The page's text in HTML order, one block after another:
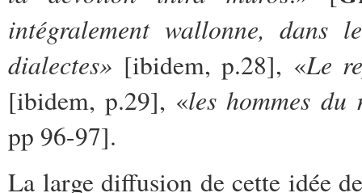
intégralement wallonne, dans
dialectes» [ibidem, p.28], «Le
[ibidem, p.29], «les hommes
pp 96-97].
La large diffusion de cette idée